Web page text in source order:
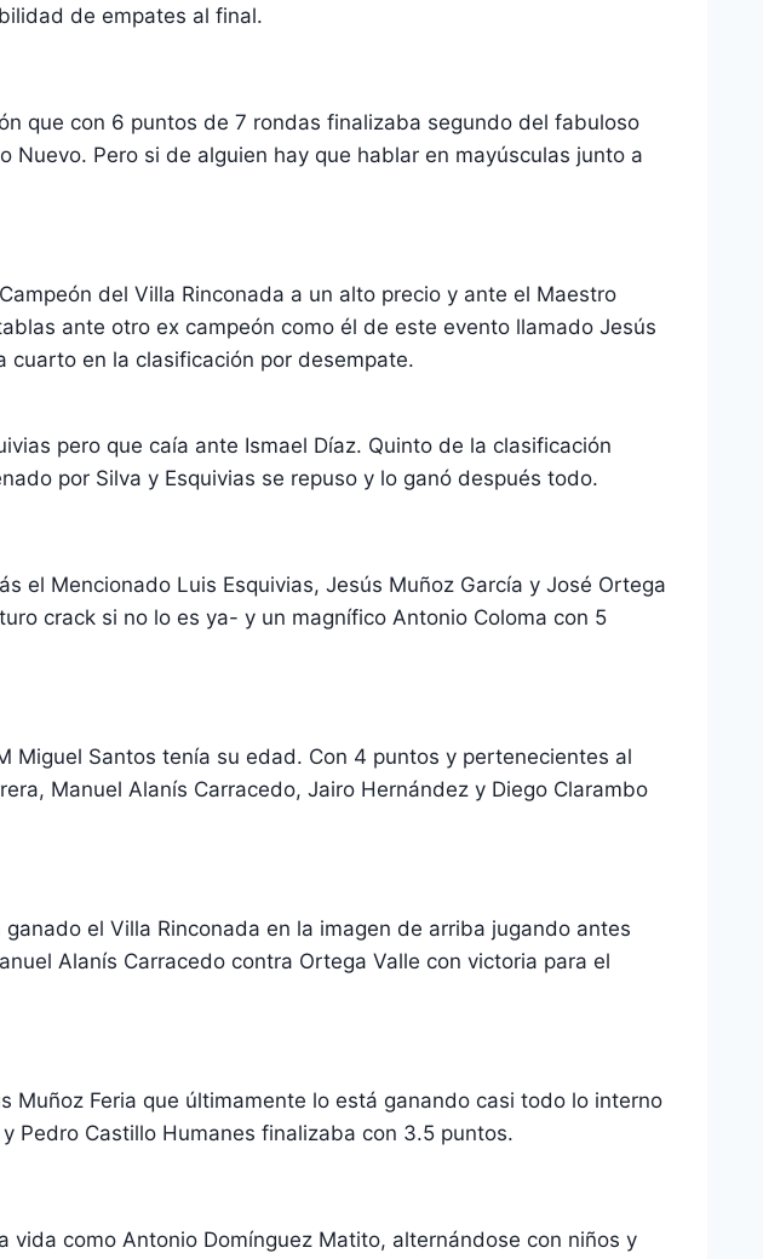
de empates al final.
que con 6 puntos de 7 rondas finalizaba segundo del fabuloso
Pero si de alguien hay que hablar en mayúsculas junto a
del Villa Rinconada a un alto precio y ante el Maestro
ante otro ex campeón como él de este evento llamado Jesús
cuarto en la clasificación por desempate.
pero que caía ante Ismael Díaz. Quinto de la clasificación
por Silva y Esquivias se repuso y lo ganó después todo.
el Mencionado Luis Esquivias, Jesús Muñoz García y José Ortega
crack si no lo es ya- y un magnífico Antonio Coloma con 5
Miguel Santos tenía su edad. Con 4 puntos y pertenecientes al
Manuel Alanís Carracedo, Jairo Hernández y Diego Clarambo
el Villa Rinconada en la imagen de arriba jugando antes
Alanís Carracedo contra Ortega Valle con victoria para el
Feria que últimamente lo está ganando casi todo lo interno
Pedro Castillo Humanes finalizaba con 3.5 puntos.
como Antonio Domínguez Matito, alternándose con niños y